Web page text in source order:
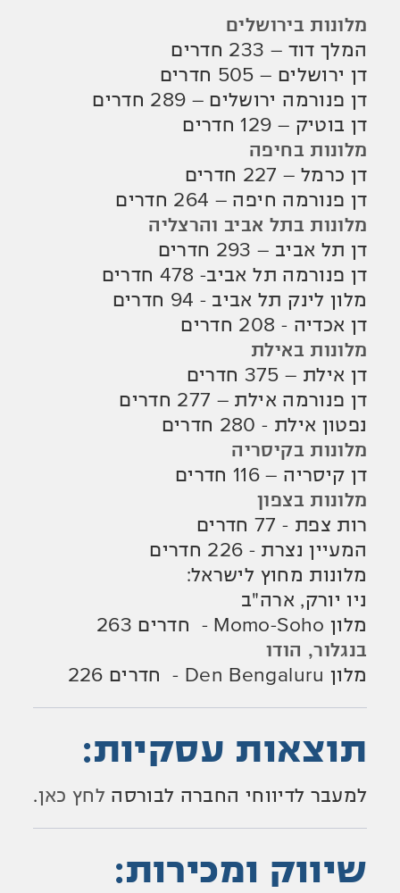
מלונות בירושלים
המלך דוד – 233 חדרים
דן ירושלים – 505 חדרים
דן פנורמה ירושלים – 289 חדרים
דן בוטיק – 129 חדרים
מלונות בחיפה
דן כרמל – 227 חדרים
דן פנורמה חיפה – 264 חדרים
מלונות בתל אביב והרצליה
דן תל אביב – 293 חדרים
דן פנורמה תל אביב- 478 חדרים
מלון לינק תל אביב - 94 חדרים
דן אכדיה - 208 חדרים
מלונות באילת
דן אילת – 375 חדרים
דן פנורמה אילת – 277 חדרים
נפטון אילת - 280 חדרים
מלונות בקיסריה
דן קיסריה – 116 חדרים
מלונות בצפון
רות צפת - 77 חדרים
המעיין נצרת - 226 חדרים
מלונות מחוץ לישראל:
ניו יורק, ארה"ב
מלון Momo-Soho - חדרים 263
בנגלור, הודו
מלון Den Bengaluru - חדרים 226
תוצאות עסקיות:
למעבר לדיווחי החברה לבורסה לחץ כאן.
שיווק ומכירות: